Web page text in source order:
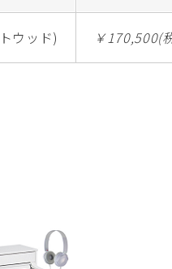
ウッド) ￥170,500(